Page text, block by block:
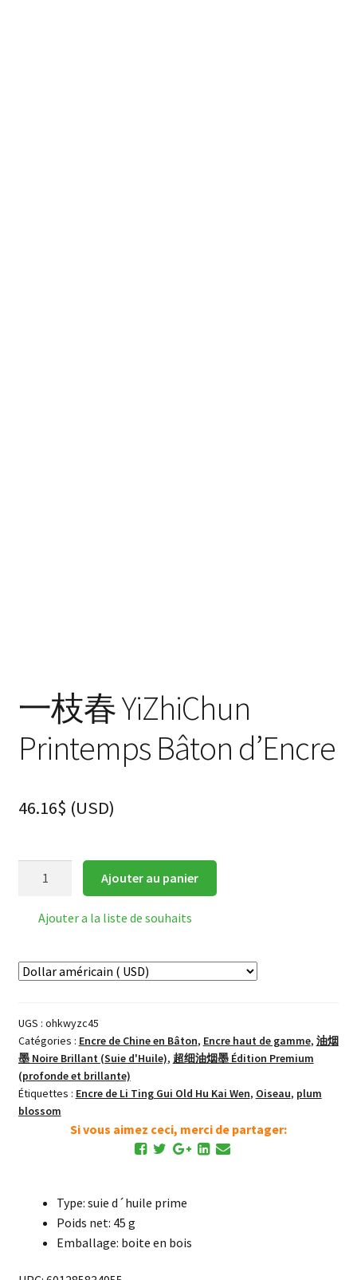
一枝春 YiZhiChun
Printemps Bâton d’Encre
46.16$ (USD)
YiZhiChun
d'Encre
Ajouter au panier
Ajouter a la liste de souhaits
UGS : ohkwyzc45
Catégories : Encre de Chine en Bâton, Encre haut de gamme, 油烟
墨 Noire Brillant (Suie d'Huile), 超细油烟墨 Édition Premium
(profonde et brillante)
Étiquettes : Encre de Li Ting Gui Old Hu Kai Wen, Oiseau, plum
blossom
Si vous aimez ceci, merci de partager:
Type: suie d´huile prime
Poids net: 45 g
Emballage: boite en bois